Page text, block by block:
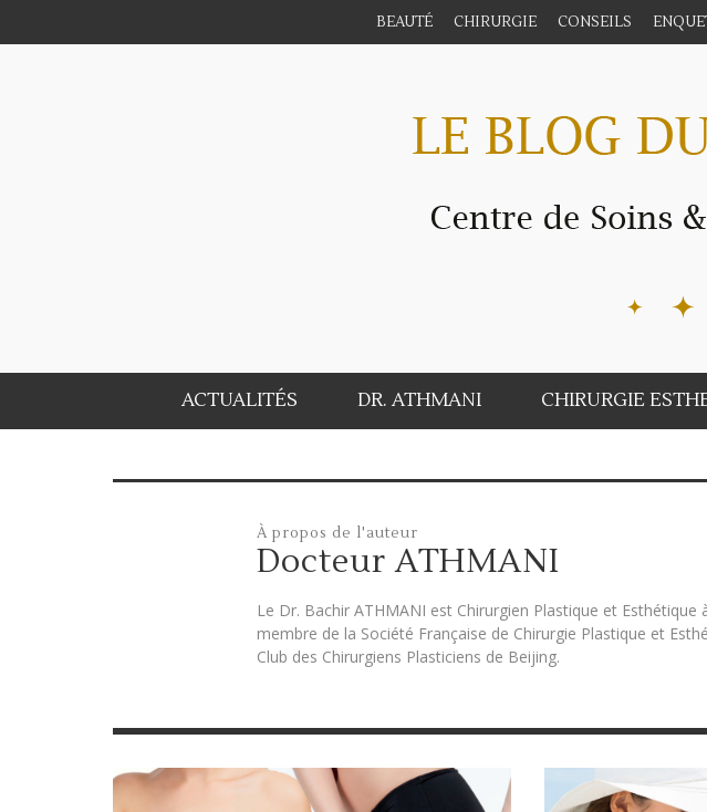
BEAUTÉ CHIRURGIE CONSEILS
ACTUALITÉS DR. ATHMANI CHIRURGIE
À propos de l'auteur
Docteur ATHMANI
Le Dr. Bachir ATHMANI est Chirurgien Plastique et
membre de la Société Française de Chirurgie Plastique et
Club des Chirurgiens Plasticiens de Beijing.